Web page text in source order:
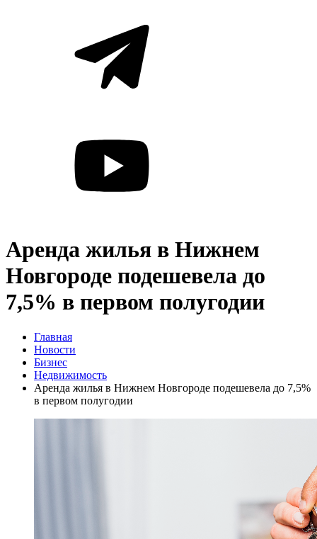
Аренда жилья в Нижнем
Новгороде подешевела до
7,5% в первом полугодии
Главная
Новости
Бизнес
Недвижимость
Аренда жилья в Нижнем Новгороде подешевела до 7,5%
в первом полугодии